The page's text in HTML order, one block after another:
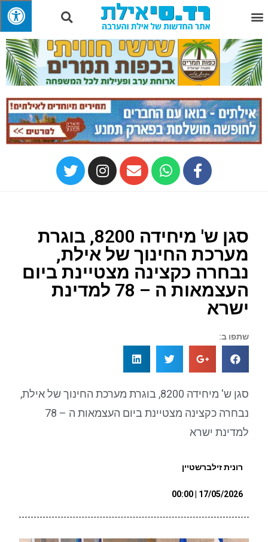
סגן ש' מיחידה 8200, בוגרת
מערכת החינוך של אילת,
נבחרה כקצינה מצטיינת ביום
העצמאות ה – 78 למדינת
ישרא
שתפו ב:
סגן ש' מיחידה 8200, בוגרת מערכת החינוך של אילת,
נבחרה כקצינה מצטיינת ביום העצמאות ה – 78
למדינת ישרא
רונית זילברשטיין
17/05/2026 | 00:00